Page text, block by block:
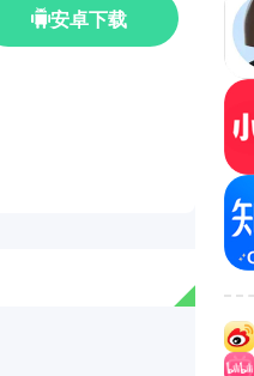
安卓下载